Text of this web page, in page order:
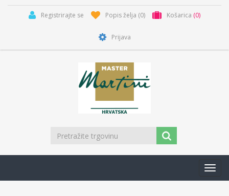
Registrirajte se Popis želja (0) Košarica (0)
Prijava